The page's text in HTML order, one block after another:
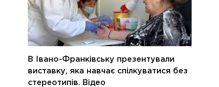
В Івано-Франківську презентували
виставку, яка навчає спілкуватися без
стереотипів. Відео